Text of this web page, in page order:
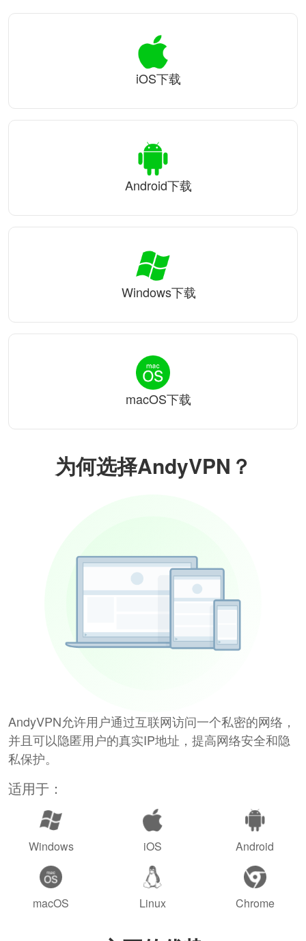
为何选择AndyVPN？
AndyVPN允许用户通过互联网访问一个私密的网络，
并且可以隐匿用户的真实IP地址，提高网络安全和隐
私保护。
适用于：
Windows iOS Android
macOS Linux Chrome
iOS下载
Android下载
Windows下载
macOS下载